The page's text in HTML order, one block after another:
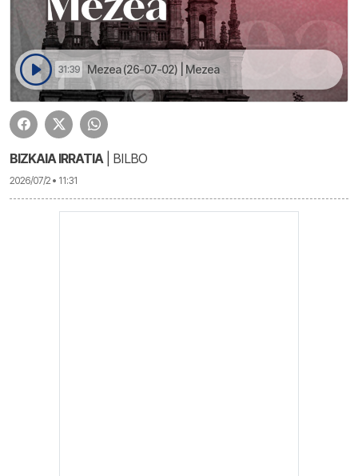
31:39 Mezea (26-07-02) | Mezea
BIZKAIA IRRATIA| BILBO
2026/07/2 • 11:31